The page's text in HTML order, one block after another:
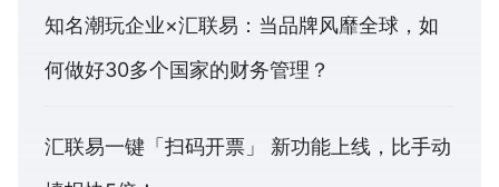
知名潮玩企业×汇联易：当品牌风靡全球，如
何做好30多个国家的财务管理？
汇联易一键「扫码开票」 新功能上线，比手动